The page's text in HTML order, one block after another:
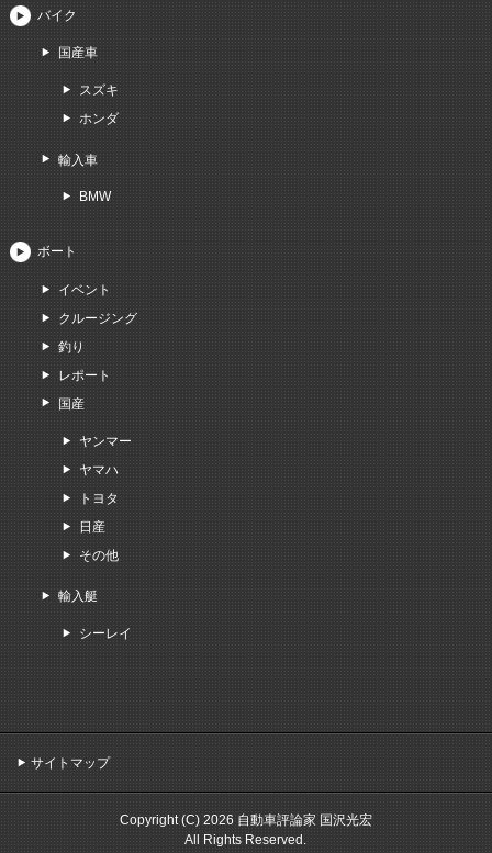
バイク
国産車
スズキ
ホンダ
輸入車
BMW
ボート
イベント
クルージング
釣り
レポート
国産
ヤンマー
ヤマハ
トヨタ
日産
その他
輸入艇
シーレイ
サイトマップ
Copyright (C) 2026 自動車評論家 国沢光宏
All Rights Reserved.